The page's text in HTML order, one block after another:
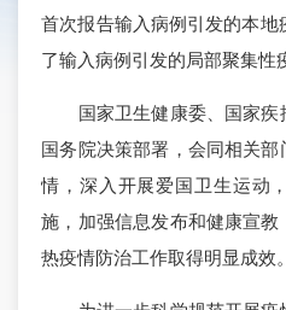
首次报告输入病例引发的本地
了输入病例引发的局部聚集性
国家卫生健康委、国家疾
国务院决策部署，会同相关
情，深入开展爱国卫生运动
施，加强信息发布和健康宣
热疫情防治工作取得明显成效。